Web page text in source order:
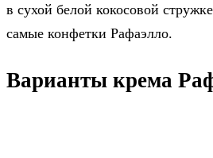
в сухой белой кокосовой
самые конфетки Рафаэлло.
Варианты крема